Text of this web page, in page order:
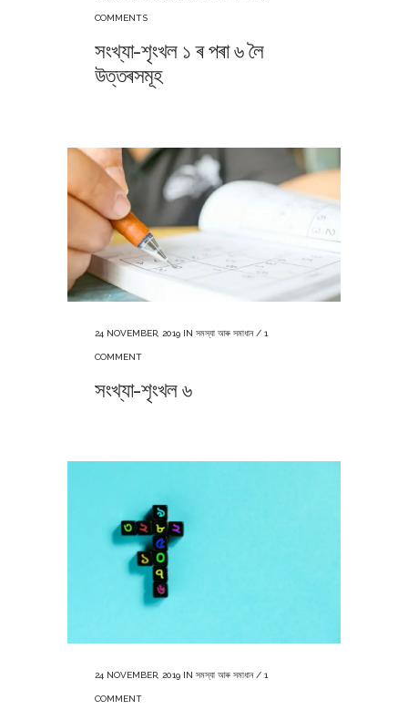
COMMENTS
সংখ্যা-শৃংখল ১ ৰ পৰা ৬ লৈ
উত্তৰসমূহ
24 NOVEMBER, 2019 IN সমস্যা আৰু সমাধান/ 1
COMMENT
সংখ্যা-শৃংখল ৬
24 NOVEMBER, 2019 IN সমস্যা আৰু সমাধান/ 1
COMMENT